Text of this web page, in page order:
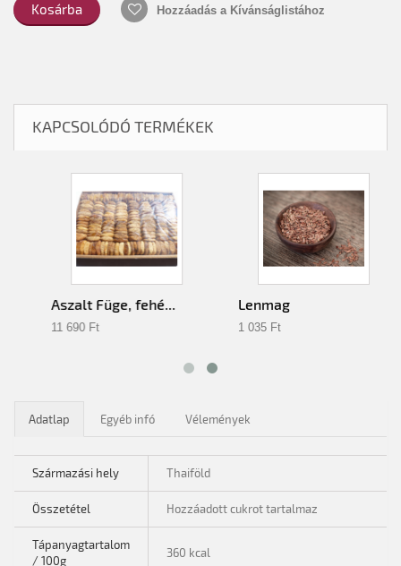
Kosárba Hozzáadás a Kívánságlistához
KAPCSOLÓDÓ TERMÉKEK
Aszalt Füge, fehé...
11 690 Ft‎
Lenmag
1 035 Ft‎
Adatlap Egyéb infó Vélemények
Származási hely Thaiföld
Összetétel Hozzáadott cukrot tartalmaz
Tápanyagtartalom
/ 100g
360 kcal